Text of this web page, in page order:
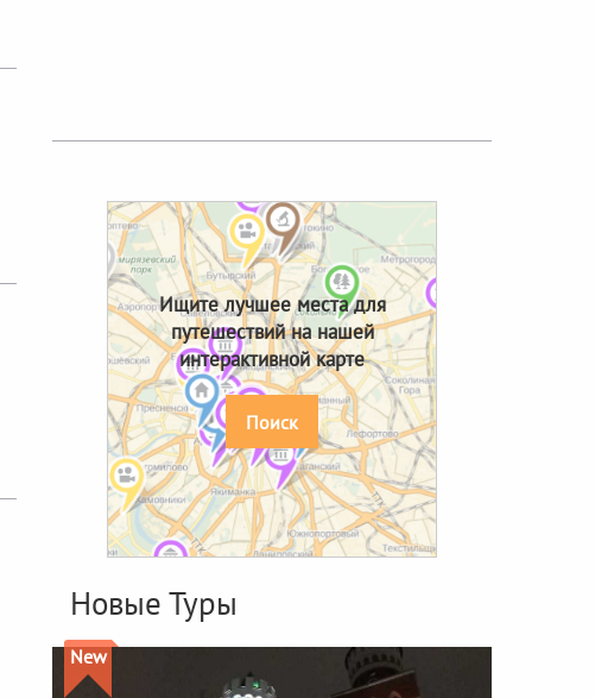
Ищите лучшее места для
путешествий на нашей
интерактивной карте
Поиск
Новые Туры
New